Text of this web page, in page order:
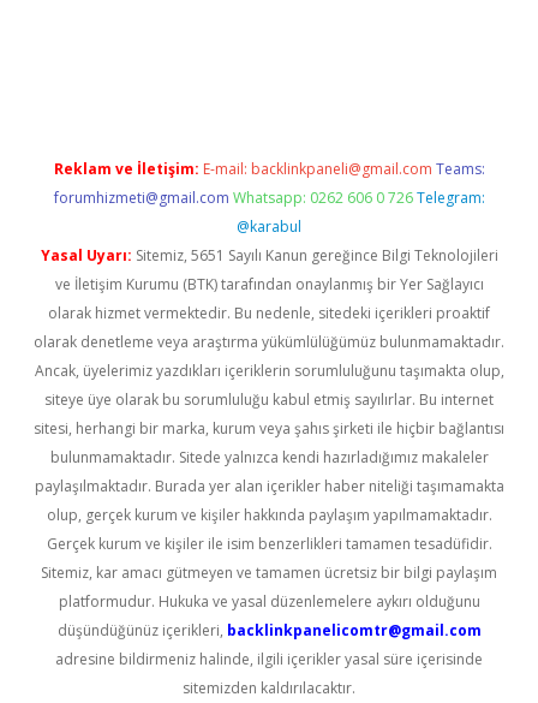
Reklam ve İletişim: E-mail: backlinkpaneli@gmail.com Teams:
forumhizmeti@gmail.com Whatsapp: 0262 606 0 726 Telegram:
@karabul
Yasal Uyarı: Sitemiz, 5651 Sayılı Kanun gereğince Bilgi Teknolojileri
ve İletişim Kurumu (BTK) tarafından onaylanmış bir Yer Sağlayıcı
olarak hizmet vermektedir. Bu nedenle, sitedeki içerikleri proaktif
olarak denetleme veya araştırma yükümlülüğümüz bulunmamaktadır.
Ancak, üyelerimiz yazdıkları içeriklerin sorumluluğunu taşımakta olup,
siteye üye olarak bu sorumluluğu kabul etmiş sayılırlar. Bu internet
sitesi, herhangi bir marka, kurum veya şahıs şirketi ile hiçbir bağlantısı
bulunmamaktadır. Sitede yalnızca kendi hazırladığımız makaleler
paylaşılmaktadır. Burada yer alan içerikler haber niteliği taşımamakta
olup, gerçek kurum ve kişiler hakkında paylaşım yapılmamaktadır.
Gerçek kurum ve kişiler ile isim benzerlikleri tamamen tesadüfidir.
Sitemiz, kar amacı gütmeyen ve tamamen ücretsiz bir bilgi paylaşım
platformudur. Hukuka ve yasal düzenlemelere aykırı olduğunu
düşündüğünüz içerikleri, backlinkpanelicomtr@gmail.com
adresine bildirmeniz halinde, ilgili içerikler yasal süre içerisinde
sitemizden kaldırılacaktır.